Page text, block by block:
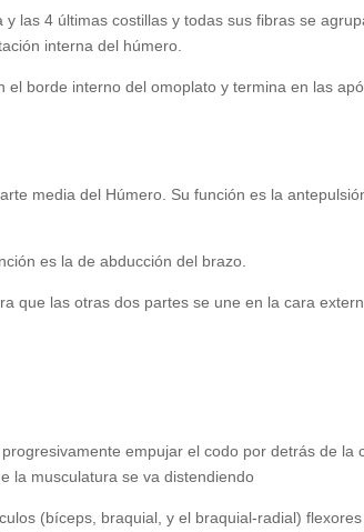
las 4 últimas costillas y todas sus fibras se
interna del húmero.
borde interno del omoplato y termina en las
media del Húmero. Su función es la
es la de abducción del brazo.
que las otras dos partes se une en la cara
empujar el codo por detrás de la
la musculatura se va distendiendo
(bíceps, braquial, y el braquial-radial)